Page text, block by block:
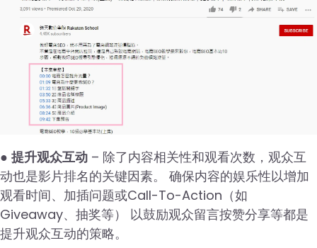
● 提升观众互动 – 除了内容相关性和观看次数，观众互
动也是影片排名的关键因素。 确保内容的娱乐性以增加
观看时间、加插问题或Call-To-Action（如
Giveaway、抽奖等） 以鼓励观众留言按赞分享等都是
提升观众互动的策略。